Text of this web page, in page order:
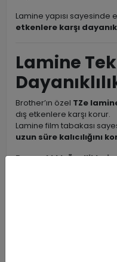
Lamine yapısı sayesinde
etkenlere karşı
Lamine
Brother’ın özel TZe
dış etkenlere karşı korur.
Lamine film tabakası
uzun süre kalıcılığını
Dayanıklılık Özellikleri: